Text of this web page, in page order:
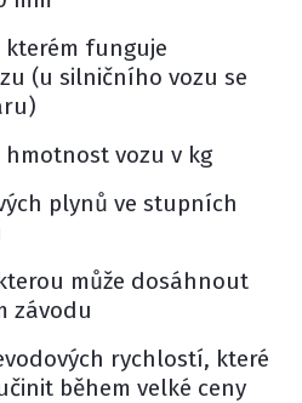
kterém funguje
(u silničního vozu se
vozu v kg
plynů ve stupních
může dosáhnout
závodu
rychlostí, které
během velké ceny